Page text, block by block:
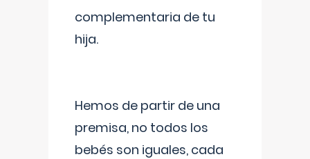
complementaria de tu
hija.
Hemos de partir de una
premisa, no todos los
bebés son iguales, cada